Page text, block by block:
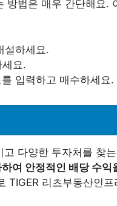
방법은 매우 간단해요.
설하세요.
요.
입력하고 매수하세요.
다양한 투자처를 찾
여 안정적인 배당 수
TIGER 리츠부동산인